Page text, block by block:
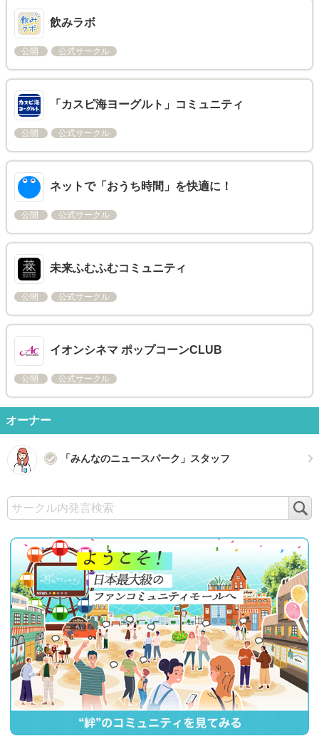
飲みラボ
公開 公式サークル
「カスピ海ヨーグルト」コミュニティ
公開 公式サークル
ネットで「おうち時間」を快適に！
公開 公式サークル
未来ふむふむコミュニティ
公開 公式サークル
イオンシネマ ポップコーンCLUB
公開 公式サークル
オーナー
「みんなのニュースパーク」スタッフ